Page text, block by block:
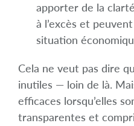
apporter de la
à l’excès et
situation
Cela ne veut pas dire
inutiles — loin de là.
efficaces lorsqu’elles
transparentes et